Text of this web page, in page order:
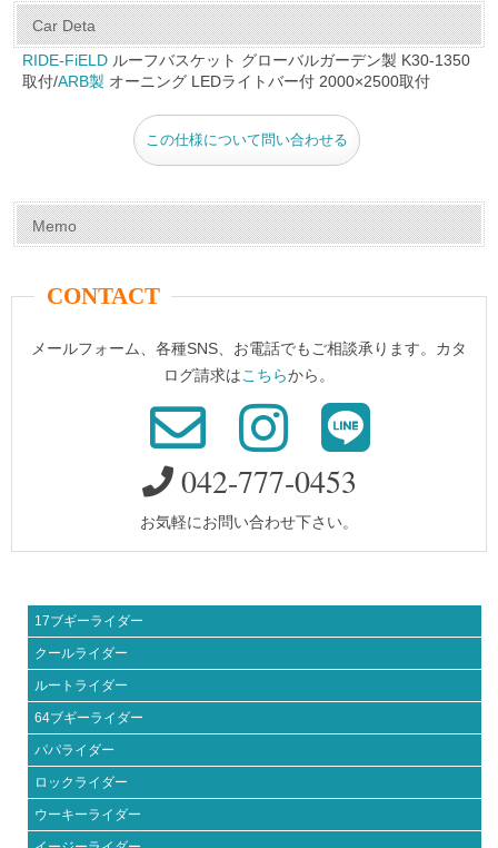
c
e
b
k
er
e
st
tt
er
m
bl
r
e
ail
Car Deta
RIDE-FiELD ルーフバスケット グローバルガーデン製 K30-1350
取付/ARB製 オーニング LEDライトバー付 2000×2500取付
この仕様について問い合わせる
Memo
CONTACT
メールフォーム、各種SNS、お電話でもご相談承ります。カタ
ログ請求はこちらから。
042-777-0453
お気軽にお問い合わせ下さい。
17ブギーライダー
クールライダー
ルートライダー
64ブギーライダー
パパライダー
ロックライダー
ウーキーライダー